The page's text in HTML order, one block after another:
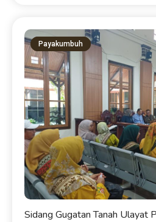
Payakumbuh
Sidang Gugatan Tanah Ulayat